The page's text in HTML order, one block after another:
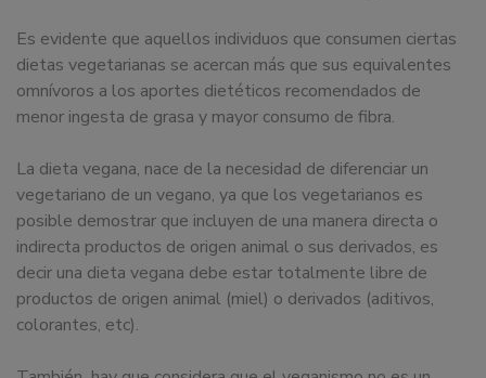
Es evidente que aquellos individuos que consumen ciertas
dietas vegetarianas se acercan más que sus equivalentes
omnívoros a los aportes dietéticos recomendados de
menor ingesta de grasa y mayor consumo de fibra.
La dieta vegana, nace de la necesidad de diferenciar un
vegetariano de un vegano, ya que los vegetarianos es
posible demostrar que incluyen de una manera directa o
indirecta productos de origen animal o sus derivados, es
decir una dieta vegana debe estar totalmente libre de
productos de origen animal (miel) o derivados (aditivos,
colorantes, etc).